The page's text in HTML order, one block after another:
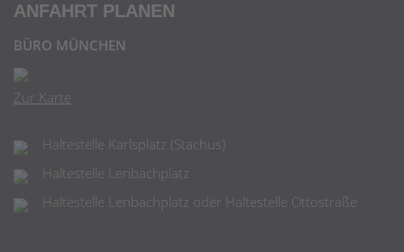
ANFAHRT PLANEN
BÜRO MÜNCHEN
Zur Karte
Haltestelle Karlsplatz (Stachus)
Haltestelle Lenbachplatz
Haltestelle Lenbachplatz oder Haltestelle Ottostraße